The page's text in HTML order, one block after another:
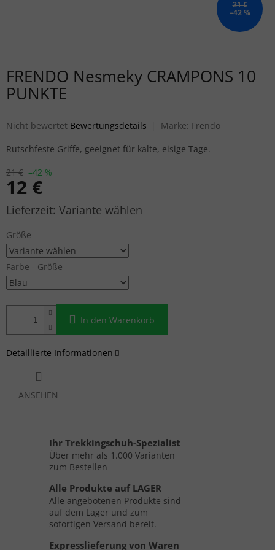
21 €
–42 %
FRENDO Nesmeky CRAMPONS 10
PUNKTE
Die durchschnittliche Produktbewertung ist 0,0 von 5 Sternen.
Nicht bewertet Bewertungsdetails Marke: Frendo
21 € –42 %
12 €
Verkaufspreis:Variante wählen
Größe
Farbe - Größe
In den Warenkorb
Rutschfeste Griffe, geeignet für kalte, eisige Tage.
Detaillierte Informationen
ANSEHEN
Ihr Trekkingschuh-Spezialist
Über mehr als 1.000 Varianten
zum Bestellen
Alle Produkte auf LAGER
Alle angebotenen Produkte sind
auf dem Lager und zum
sofortigen Versand bereit.
Expresslieferung von Waren